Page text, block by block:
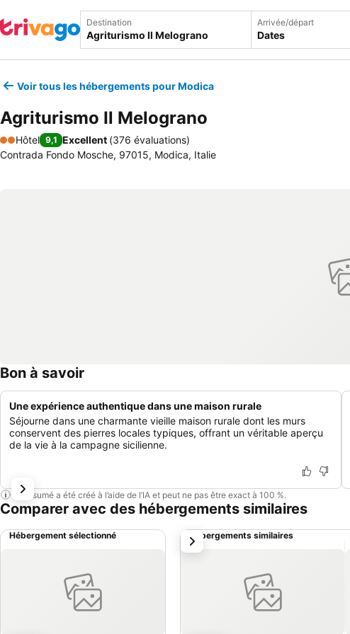
Destination Arrivée/départ
Dates
Voir tous les hébergements pour Modica
Agriturismo Il Melograno
2 Étoiles
Hôtel 9,1 Excellent (376 évaluations)
Contrada Fondo Mosche, 97015, Modica, Italie
Bon à savoir
Une expérience authentique dans une maison rurale
Séjourne dans une charmante vieille maison rurale dont les murs
conservent des pierres locales typiques, offrant un véritable aperçu
de la vie à la campagne sicilienne.
Ce résumé a été créé à l’aide de l’IA et peut ne pas être exact à 100 %.
Comparer avec des hébergements similaires
Hébergement sélectionné Hébergements similaires
suivant